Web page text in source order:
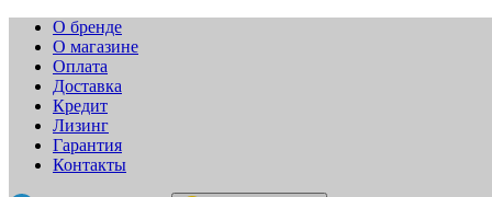
О бренде
О магазине
Оплата
Доставка
Кредит
Лизинг
Гарантия
Контакты